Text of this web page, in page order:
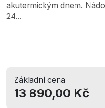
akutermickým dnem.
24...
Základní cena
13 890,00 Kč